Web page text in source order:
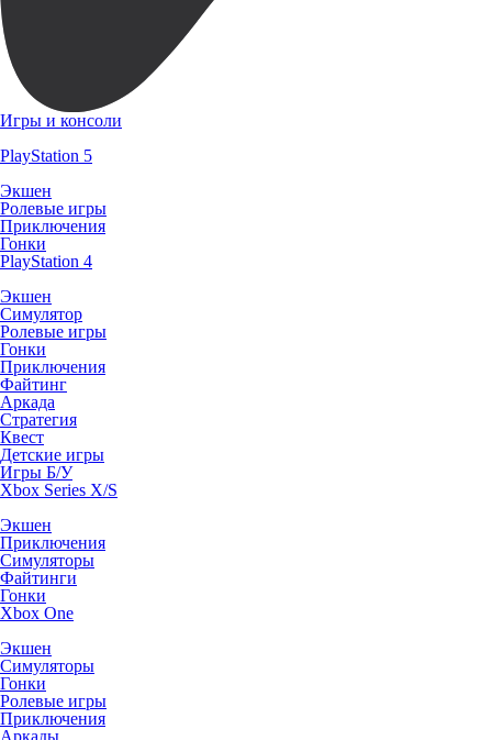
Игры и консоли
PlayStation 5
Экшен
Ролевые игры
Приключения
Гонки
PlayStation 4
Экшен
Симулятор
Ролевые игры
Гонки
Приключения
Файтинг
Аркада
Стратегия
Квест
Детские игры
Игры Б/У
Xbox Series X/S
Экшен
Приключения
Симуляторы
Файтинги
Гонки
Xbox One
Экшен
Симуляторы
Гонки
Ролевые игры
Приключения
Аркады